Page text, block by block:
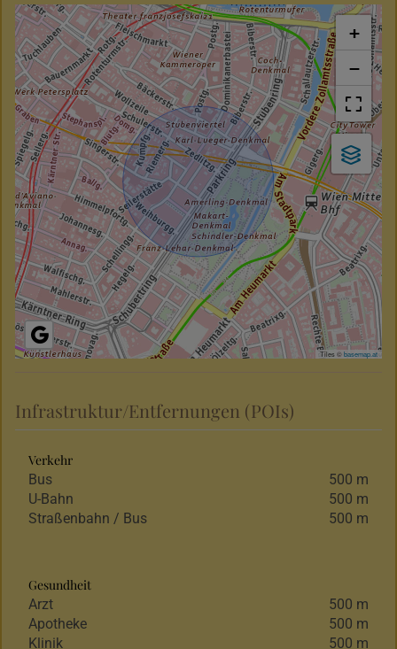
+
−
Tiles ©basemap.at
Infrastruktur/Entfernungen (POIs)
Verkehr
Bus
500 m
U-Bahn
500 m
Straßenbahn / Bus
500 m
Gesundheit
Arzt
500 m
Apotheke
500 m
Klinik
500 m